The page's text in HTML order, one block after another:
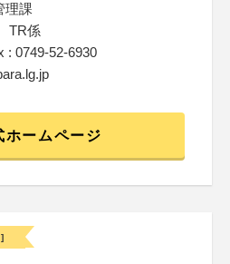
理課
TR係
: 0749-52-6930
ホームページ